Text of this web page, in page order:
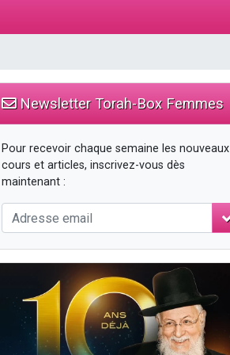
Newsletter Torah-Box Femmes
Pour recevoir chaque semaine les nouveaux
cours et articles, inscrivez-vous dès
maintenant :